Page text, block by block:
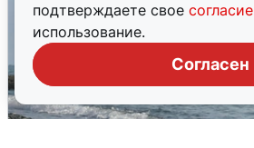
подтверждаете свое согласие
использование.
Согласен